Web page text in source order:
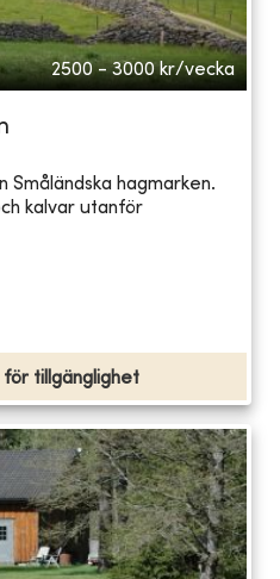
2500 - 3000 kr/vecka
Småländska hagmarken.
kalvar utanför
tillgänglighet